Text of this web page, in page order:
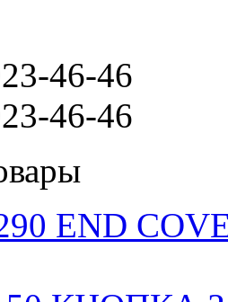
46-46
46-46
END